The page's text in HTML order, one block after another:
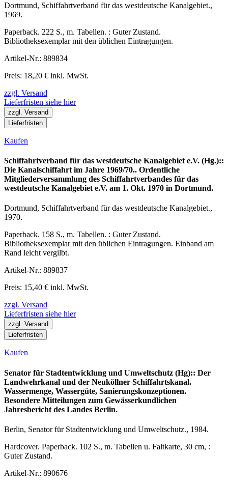
Dortmund, Schiffahrtverband für das westdeutsche Kanalgebiet.,
1969.
Paperback. 222 S., m. Tabellen. : Guter Zustand.
Bibliotheksexemplar mit den üblichen Eintragungen.
Artikel-Nr.: 889834
Preis: 18,20 € inkl. MwSt.
zzgl. Versand
Lieferfristen siehe hier
zzgl. Versand
Lieferfristen
Kaufen
Schiffahrtverband für das westdeutsche Kanalgebiet e.V. (Hg.)::
Die Kanalschiffahrt im Jahre 1969/70.. Ordentliche
Mitgliederversammlung des Schiffahrtverbandes für das
westdeutsche Kanalgebiet e.V. am 1. Okt. 1970 in Dortmund.
Dortmund, Schiffahrtverband für das westdeutsche Kanalgebiet.,
1970.
Paperback. 158 S., m. Tabellen. : Guter Zustand.
Bibliotheksexemplar mit den üblichen Eintragungen. Einband am
Rand leicht vergilbt.
Artikel-Nr.: 889837
Preis: 15,40 € inkl. MwSt.
zzgl. Versand
Lieferfristen siehe hier
zzgl. Versand
Lieferfristen
Kaufen
Senator für Stadtentwicklung und Umweltschutz (Hg):: Der
Landwehrkanal und der Neuköllner Schiffahrtskanal.
Wassermenge, Wassergüte, Sanierungskonzeptionen.
Besondere Mitteilungen zum Gewässerkundlichen
Jahresbericht des Landes Berlin.
Berlin, Senator für Stadtentwicklung und Umweltschutz., 1984.
Hardcover. Paperback. 102 S., m. Tabellen u. Faltkarte, 30 cm, :
Guter Zustand.
Artikel-Nr.: 890676